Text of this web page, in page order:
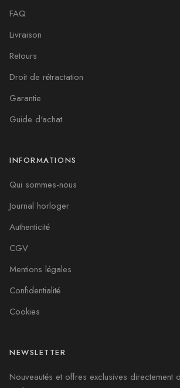
FAQ
Livraison
Retours
Droit de rétractation
Garantie
Guide d'achat
INFORMATIONS
Qui sommes-nous
Journal horloger
Authenticité
CGV
Mentions légales
Confidentialité
Cookies
NEWSLETTER
Nouveautés et offres exclusives directement